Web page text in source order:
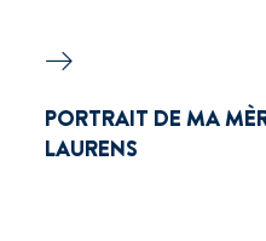
PORTRAIT DE MA
LAURENS